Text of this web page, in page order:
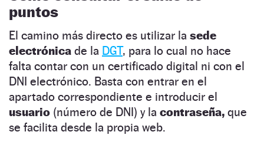
puntos
El camino más directo es utilizar la sede
electrónica de la DGT, para lo cual no hace
falta contar con un certificado digital ni con el
DNI electrónico. Basta con entrar en el
apartado correspondiente e introducir el
usuario (número de DNI) y la contraseña, que
se facilita desde la propia web.